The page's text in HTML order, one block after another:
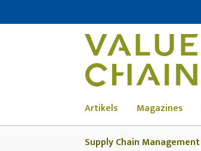
Artikels Magazines
Supply Chain Management